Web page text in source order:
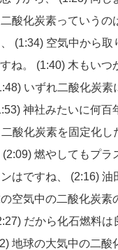
酸化炭素っていうの
(1:34) 空気中から取
ね。 (1:40) 木もいつ
いずれ二酸化炭素
神社みたいに何百
酸化炭素を固定化し
(2:09) 燃やしてもプラ
はですね、 (2:16) 油
空気中の二酸化炭素
だから化石燃料は
地球の大気中の二酸